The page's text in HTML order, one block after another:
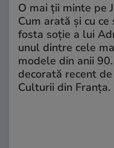
O mai ții minte pe
Cum arată și cu ce
fosta soție a lui
unul dintre cele
modele din anii
decorată recent
Culturii din Franța.